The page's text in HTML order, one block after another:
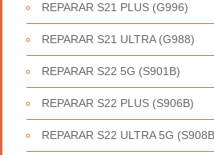
REPARAR S21 PLUS (G996)
REPARAR S21 ULTRA (G988)
REPARAR S22 5G (S901B)
REPARAR S22 PLUS (S906B)
REPARAR S22 ULTRA 5G